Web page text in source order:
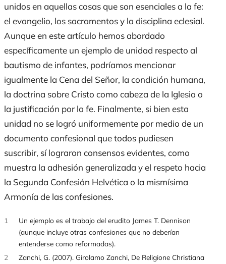
unidos en aquellas cosas que son esenciales a la fe:
el evangelio, los sacramentos y la disciplina eclesial.
Aunque en este artículo hemos abordado
específicamente un ejemplo de unidad respecto al
bautismo de infantes, podríamos mencionar
igualmente la Cena del Señor, la condición humana,
la doctrina sobre Cristo como cabeza de la Iglesia o
la justificación por la fe. Finalmente, si bien esta
unidad no se logró uniformemente por medio de un
documento confesional que todos pudiesen
suscribir, sí lograron consensos evidentes, como
muestra la adhesión generalizada y el respeto hacia
la Segunda Confesión Helvética o la mismísima
Armonía de las confesiones.
1
Un ejemplo es el trabajo del erudito James T. Dennison
(aunque incluye otras confesiones que no deberían
entenderse como reformadas).
2
Zanchi, G. (2007). Girolamo Zanchi, De Religione Christiana